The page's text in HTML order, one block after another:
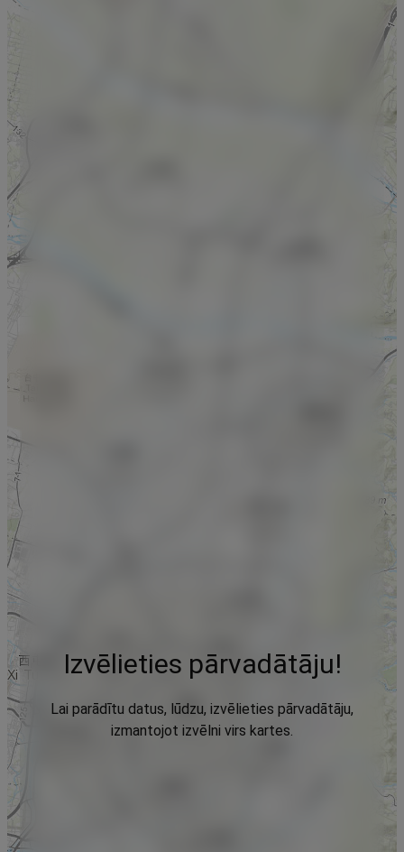
Izvēlieties pārvadātāju!
Lai parādītu datus, lūdzu, izvēlieties pārvadātāju,
izmantojot izvēlni virs kartes.